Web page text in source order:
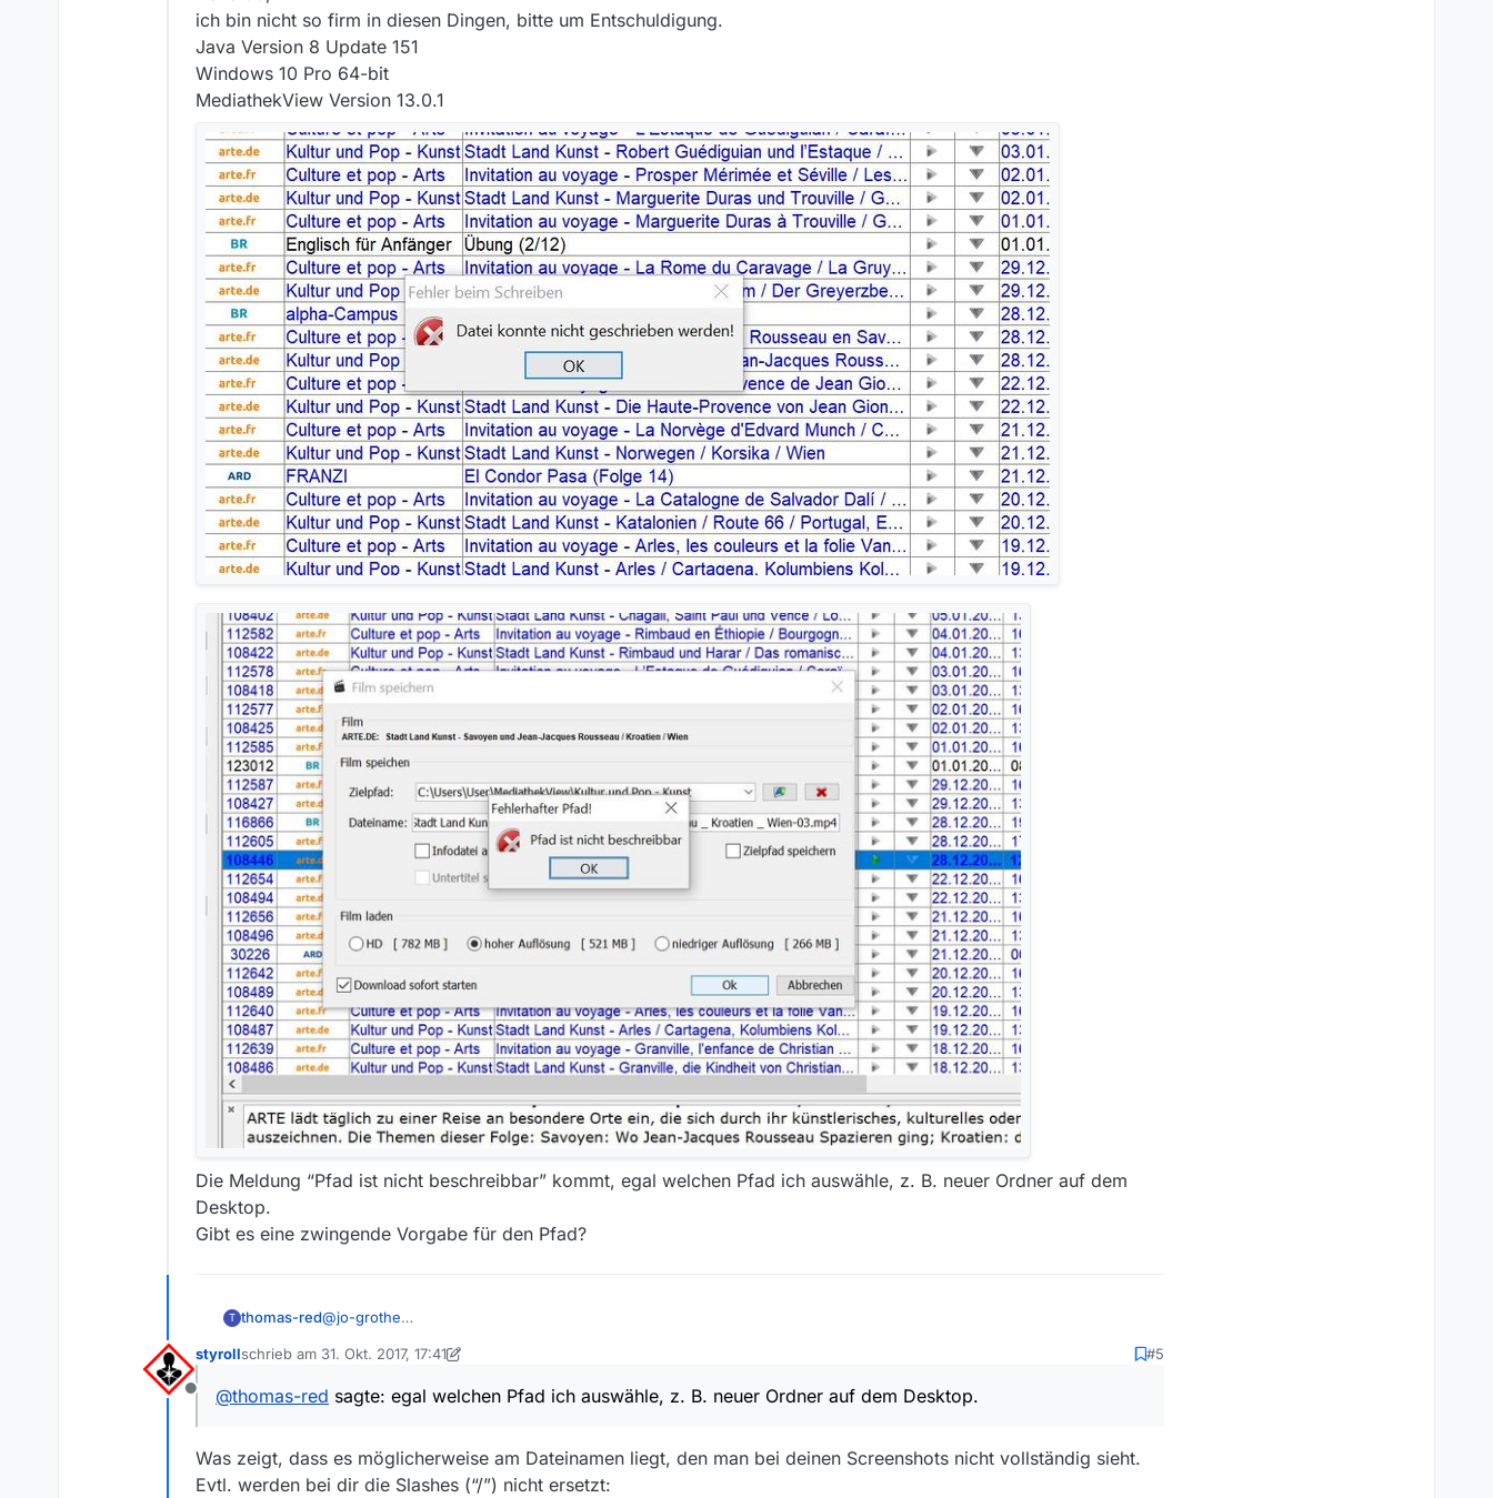
ich bin nicht so firm in diesen Dingen, bitte um Entschuldigung.
Java Version 8 Update 151
Windows 10 Pro 64-bit
MediathekView Version 13.0.1
Die Meldung “Pfad ist nicht beschreibbar” kommt, egal welchen Pfad ich auswähle, z. B. neuer Ordner auf dem
Desktop.
Gibt es eine zwingende Vorgabe für den Pfad?
T thomas-red@jo-grothe
ich bin nicht so firm in diesen Dingen, bitte um Entschuldigung.
Windows 10 Pro 64-bit
Offline
styrollschrieb am 31. Okt. 2017, 17:41
zuletzt editiert von styroll
#5
@thomas-red sagte: egal welchen Pfad ich auswähle, z. B. neuer Ordner auf dem Desktop.
Was zeigt, dass es möglicherweise am Dateinamen liegt, den man bei deinen Screenshots nicht vollständig sieht.
Evtl. werden bei dir die Slashes (“/”) nicht ersetzt: